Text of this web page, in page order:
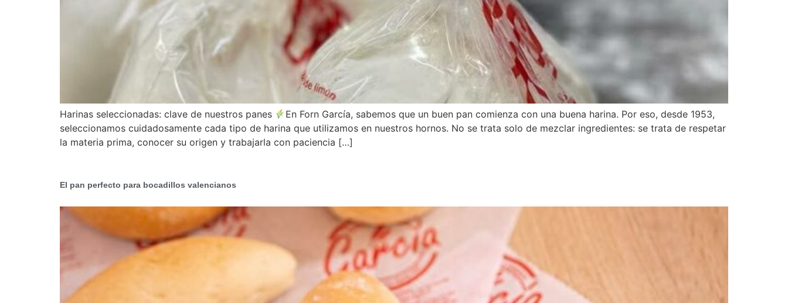
Harinas seleccionadas: clave de nuestros panes
En Forn García, sabemos que un buen pan comienza con una buena harina. Por eso, desde 1953,
seleccionamos cuidadosamente cada tipo de harina que utilizamos en nuestros hornos. No se trata solo de mezclar ingredientes: se trata de respetar
la materia prima, conocer su origen y trabajarla con paciencia […]
El pan perfecto para bocadillos valencianos